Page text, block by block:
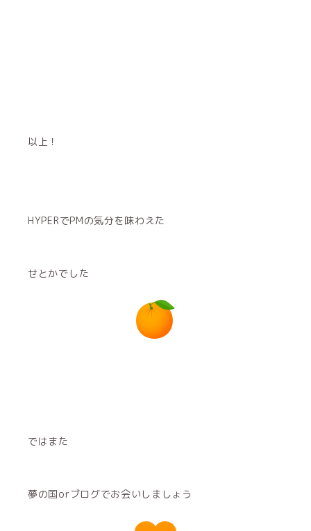
以上！
HYPERでPMの気分を味わえた
せとかでした
ではまた
夢の国orブログでお会いしましょう